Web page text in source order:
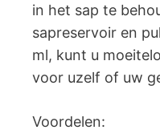
in het sap te
sapreservoir en
ml, kunt u
voor uzelf of uw
Voordelen: